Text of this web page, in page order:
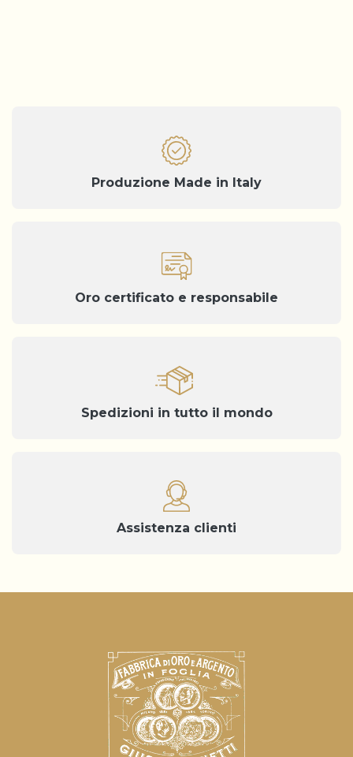
Produzione Made in Italy
Oro certificato e responsabile
Spedizioni in tutto il mondo
Assistenza clienti